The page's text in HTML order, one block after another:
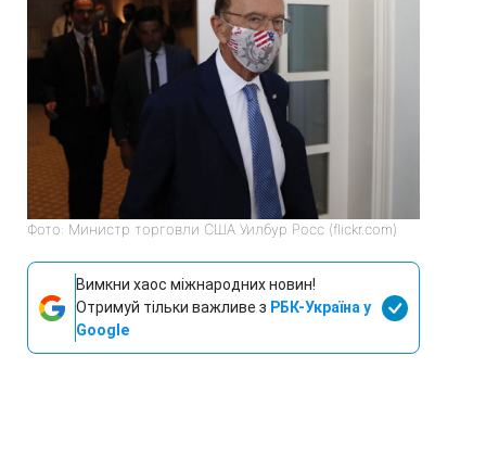
Фото: Министр торговли США Уилбур Росс (flickr.com)
Вимкни хаос міжнародних новин!
Отримуй тільки важливе з РБК-Україна у
Google